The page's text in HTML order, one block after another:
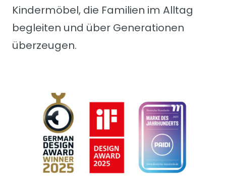
Kindermöbel, die Familien im Alltag
begleiten und über Generationen
überzeugen.